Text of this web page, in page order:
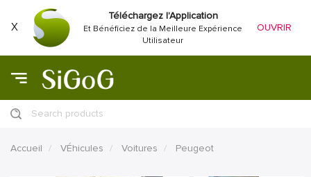
X
Téléchargez l'Application
Et Bénéficiez de la Meilleure Expérience
Utilisateur
OUVRIR
Search products
Accueil VÉhicules Voitures Peugeot